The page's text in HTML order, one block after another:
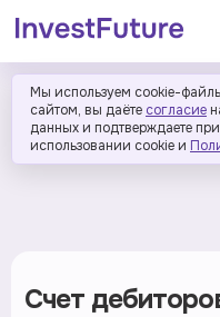
Мы используем cookie-
сайтом, вы даёте согласие
данных и подтверждаете
использовании cookie и
Счет